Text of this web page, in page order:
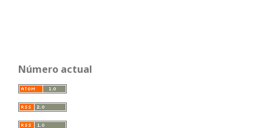
Número actual